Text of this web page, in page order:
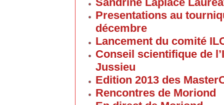
Presentations au
décembre
Lancement du comité
Conseil scientifique de
Jussieu
Edition 2013 des
Rencontres de Moriond